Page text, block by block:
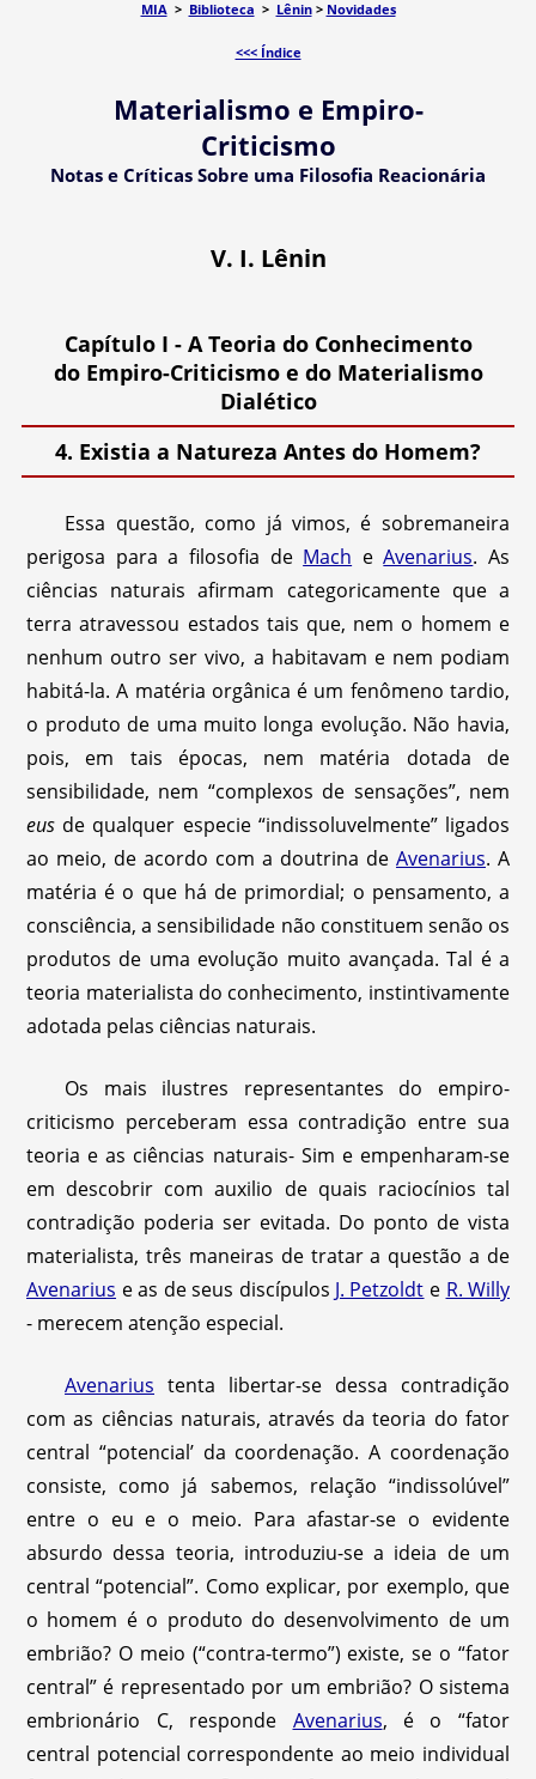
MIA> Biblioteca > Lênin> Novidades
<<< Índice
Materialismo e Empiro-
Criticismo
Notas e Críticas Sobre uma Filosofia Reacionária
V. I. Lênin
Capítulo I - A Teoria do Conhecimento
do Empiro-Criticismo e do Materialismo
Dialético
4. Existia a Natureza Antes do Homem?
Essa questão, como já vimos, é sobremaneira
perigosa para a filosofia de Mach eAvenarius. As
ciências naturais afirmam categoricamente que a
terra atravessou estados tais que, nem o homem e
nenhum outro ser vivo, a habitavam e nem podiam
habitá-la. A matéria orgânica é um fenômeno tardio,
o produto de uma muito longa evolução. Não havia,
pois, em tais épocas, nem matéria dotada de
sensibilidade, nem “complexos de sensações”, nem
eus de qualquer especie “indissoluvelmente” ligados
ao meio, de acordo com a doutrina de Avenarius. A
matéria é o que há de primordial; o pensamento, a
consciência, a sensibilidade não constituem senão os
produtos de uma evolução muito avançada. Tal é a
teoria materialista do conhecimento, instintivamente
adotada pelas ciências naturais.
Os mais ilustres representantes do empiro-
criticismo perceberam essa contradição entre sua
teoria e as ciências naturais- Sim e empenharam-se
em descobrir com auxilio de quais raciocínios tal
contradição poderia ser evitada. Do ponto de vista
materialista, três maneiras de tratar a questão a de
Avenarius e as de seus discípulos J. Petzoldt e R. Willy
- merecem atenção especial.
Avenarius tenta libertar-se dessa contradição
com as ciências naturais, através da teoria do fator
central “potencial’ da coordenação. A coordenação
consiste, como já sabemos, relação “indissolúvel”
entre o eu e o meio. Para afastar-se o evidente
absurdo dessa teoria, introduziu-se a ideia de um
central “potencial”. Como explicar, por exemplo, que
o homem é o produto do desenvolvimento de um
embrião? O meio (“contra-termo”) existe, se o “fator
central” é representado por um embrião? O sistema
embrionário C, responde Avenarius, é o “fator
central potencial correspondente ao meio individual